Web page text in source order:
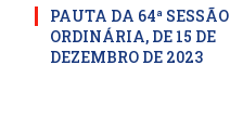
PAUTA DA 64ª SESSÃO
ORDINÁRIA, DE 15 DE
DEZEMBRO DE 2023